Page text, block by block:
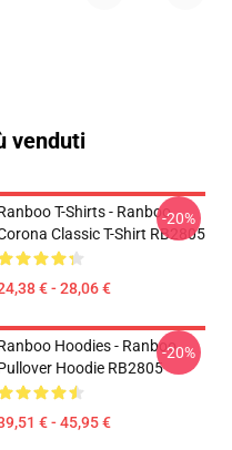
venduti
T-Shirts - Ranboo
Classic T-Shirt RB2805
€ - 28,06 €
-20%
Hoodies - Ranboo
Hoodie RB2805
€ - 45,95 €
-20%